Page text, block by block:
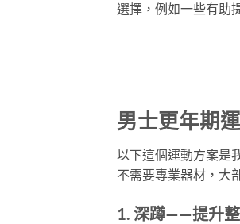
選擇，例如一些有助
男士更年期
以下這個運動方案是
不需要專業器材，大
1. 深蹲——提升